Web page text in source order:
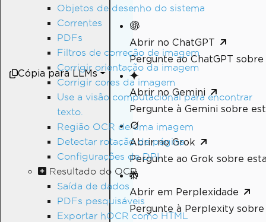
Objetos de desenho do sistema
Correntes
PDFs
Filtros de correção de imagem
Corrigir orientação da imagem
Corrigir cores da imagem
Use a visão computacional para encontrar
texto.
Região OCR de uma imagem
Detectar rotação de página
Configurações de DPI
Resultado do OCR
Saída de dados
PDFs pesquisáveis
Exportar hOCR como HTML
Cópia para LLMs
Abrir no ChatGPT
Pergunte ao ChatGPT sobre
Abrir no Gemini
Pergunte à Gemini sobre
Abrir no Grok
Pergunte ao Grok sobre
Abrir em Perplexidade
Pergunte à Perplexity sobre